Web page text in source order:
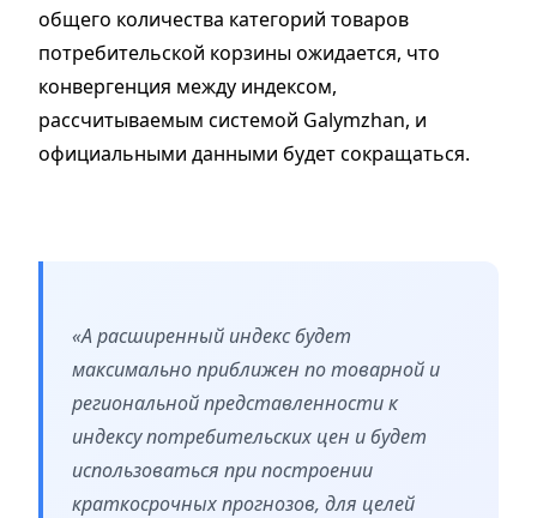
общего количества категорий товаров
потребительской корзины ожидается, что
конвергенция между индексом,
рассчитываемым системой Galymzhan, и
официальными данными будет сокращаться.
«А расширенный индекс будет
максимально приближен по товарной и
региональной представленности к
индексу потребительских цен и будет
использоваться при построении
краткосрочных прогнозов, для целей